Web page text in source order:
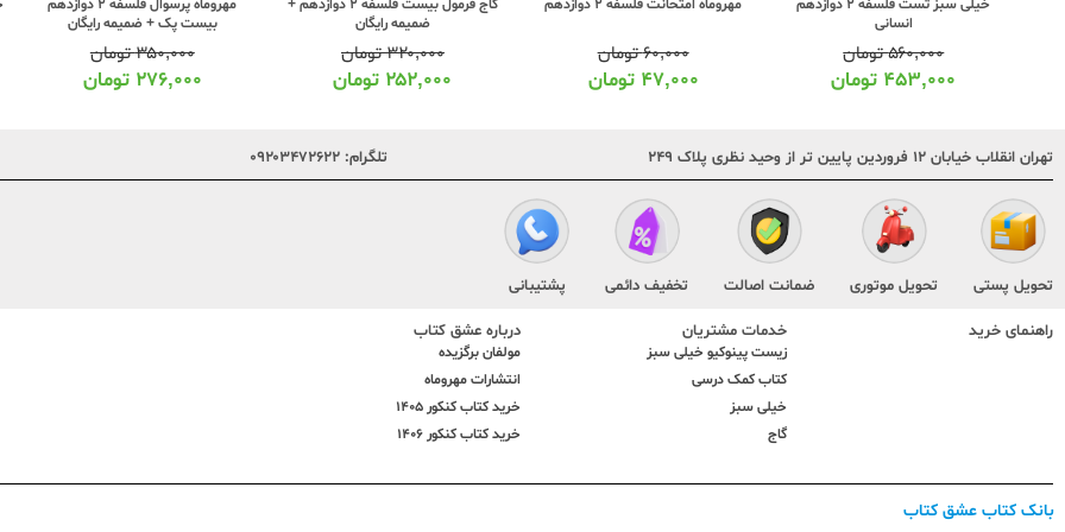
خیلی سبز تست فلسفه 2 دوازدهم
انسانی
۵۶۰,۰۰۰تومان
۴۵۳,۰۰۰ تومان
مهروماه امتحانت فلسفه 2 دوازدهم
۶۰,۰۰۰تومان
۴۷,۰۰۰ تومان
گاج فرمول بیست فلسفه 2 دوازدهم +
ضمیمه رایگان
۳۲۰,۰۰۰تومان
۲۵۲,۰۰۰ تومان
مهروماه پرسوال فلسفه 2 دوازدهم
بیست پک + ضمیمه رایگان
۳۵۰,۰۰۰تومان
۲۷۶,۰۰۰ تومان
تهران انقلاب خیابان ۱۲ فروردین پایین تر از وحید نظری پلاک ۲۴۹ تلگرام: ۰۹۲۰۳۴۷۲۶۲۲
تحویل پستی تحویل موتوری ضمانت اصالت تخفیف دائمی پشتیبانی
راهنمای خرید خدمات مشتریان
زیست پینوکیو خیلی سبز
کتاب کمک درسی
خیلی سبز
گاج
درباره عشق کتاب
مولفان برگزیده
انتشارات مهروماه
خرید کتاب کنکور 1405
خرید کتاب کنکور 1406
بانک کتاب عشق کتاب